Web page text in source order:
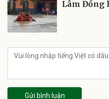
Lâm Đồng
Gửi bình luận